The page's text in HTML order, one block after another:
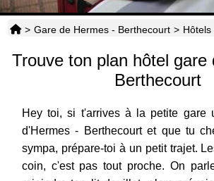
Taxis
Horaires
> Gare de Hermes - Berthecourt > Hôtels
Trouve ton plan hôtel gare
Berthecourt
Hey toi, si t'arrives à la petite gare
d'Hermes - Berthecourt et que tu
sympa, prépare-toi à un petit trajet.
coin, c'est pas tout proche. On